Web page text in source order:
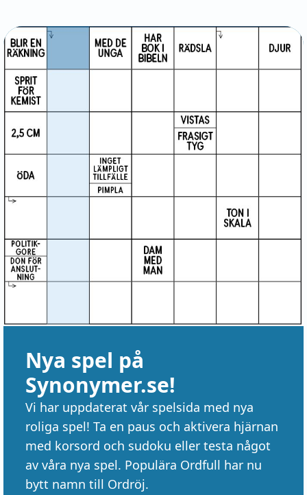
Nya spel på
Synonymer.se!
Vi har uppdaterat vår spelsida med nya
roliga spel! Ta en paus och aktivera hjärnan
med korsord och sudoku eller testa något
av våra nya spel. Populära Ordfull har nu
bytt namn till Ordröj.